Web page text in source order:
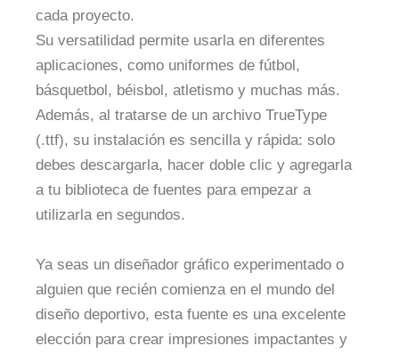
cada proyecto.
Su versatilidad permite usarla en diferentes
aplicaciones, como uniformes de fútbol,
básquetbol, béisbol, atletismo y muchas más.
Además, al tratarse de un archivo TrueType
(.ttf), su instalación es sencilla y rápida: solo
debes descargarla, hacer doble clic y agregarla
a tu biblioteca de fuentes para empezar a
utilizarla en segundos.
Ya seas un diseñador gráfico experimentado o
alguien que recién comienza en el mundo del
diseño deportivo, esta fuente es una excelente
elección para crear impresiones impactantes y